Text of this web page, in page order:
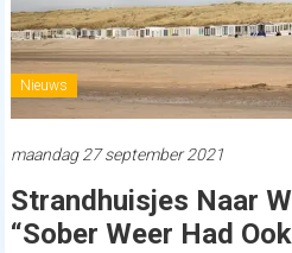
Nieuws
maandag 27 september 2021
Strandhuisjes Naar
“Sober Weer Had